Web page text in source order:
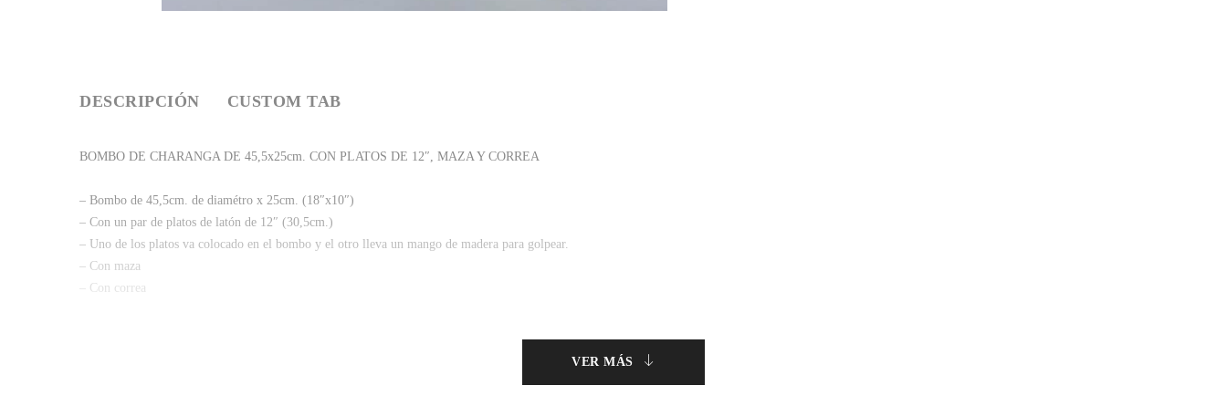
DESCRIPCIÓN CUSTOM TAB
BOMBO DE CHARANGA DE 45,5x25cm. CON PLATOS DE 12″, MAZA Y CORREA
– Bombo de 45,5cm. de diamétro x 25cm. (18″x10″)
– Con un par de platos de latón de 12″ (30,5cm.)
– Uno de los platos va colocado en el bombo y el otro lleva un mango de madera para golpear.
– Con maza
– Con correa
VER MÁS